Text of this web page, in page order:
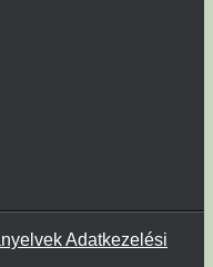
Adatkezelési